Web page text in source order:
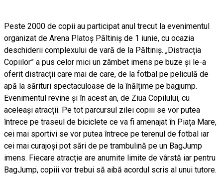
Peste 2000 de copii au participat anul trecut la evenimentul
organizat de Arena Platoș Păltiniș de 1 iunie, cu ocazia
deschiderii complexului de vară de la Păltiniș. „Distracția
Copiilor” a pus celor mici un zâmbet imens pe buze și le-a
oferit distracții care mai de care, de la fotbal pe peliculă de
apă la sărituri spectaculoase de la înălțime pe bagjump.
Evenimentul revine și în acest an, de Ziua Copilului, cu
aceleași atracții. Pe tot parcursul zilei copiii se vor putea
întrece pe traseul de biciclete ce va fi amenajat în Piața Mare,
cei mai sportivi se vor putea întrece pe terenul de fotbal iar
cei mai curajoși pot sări de pe trambulină pe un BagJump
imens. Fiecare atracție are anumite limite de vârstă iar pentru
BagJump, copiii vor trebui să aibă acordul scris al unui tutore.